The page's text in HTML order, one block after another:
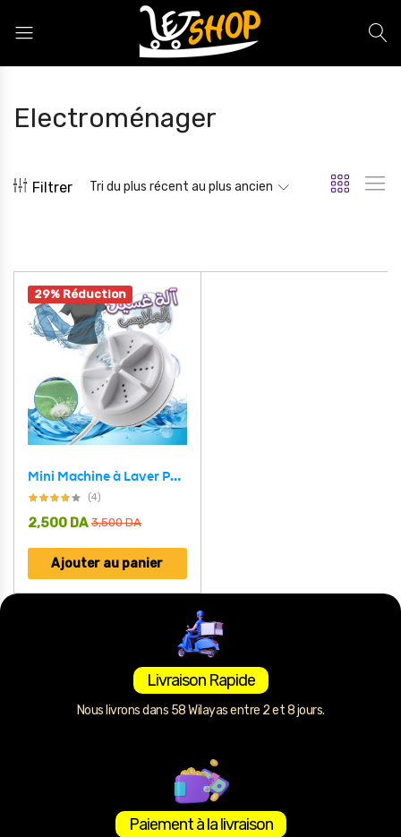
Electroménager
Filtrer Tri du plus récent au plus ancien
29% Réduction
Mini Machine à Laver Portable 2 en 1, Laveuse à Ultrasons avec Câble USB
(4)
3,500DA
2,500 DA
Ajouter au panier
Livraison Rapide
Nous livrons dans 58 Wilayas entre 2 et 8 jours.
Paiement à la livraison